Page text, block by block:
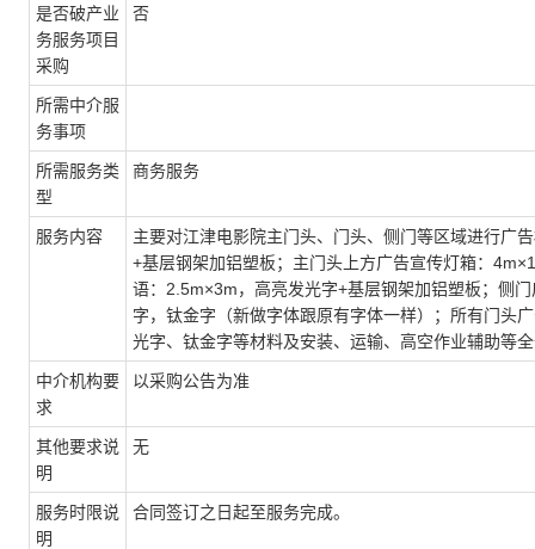
是否破产业
务服务项目
采购
否
所需中介服
务事项
所需服务类
型
商务服务
服务内容
主要对江津电影院主门头、门头、侧门等区域进行广
+基层钢架加铝塑板；主门头上方广告宣传灯箱：
语：2.5m×3m，高亮发光字+基层钢架加铝塑板；侧
字，钛金字（新做字体跟原有字体一样）；所有门头
光字、钛金字等材料及安装、运输、高空作业辅助等
中介机构要
求
以采购公告为准
其他要求说
明
无
服务时限说
明
合同签订之日起至服务完成。